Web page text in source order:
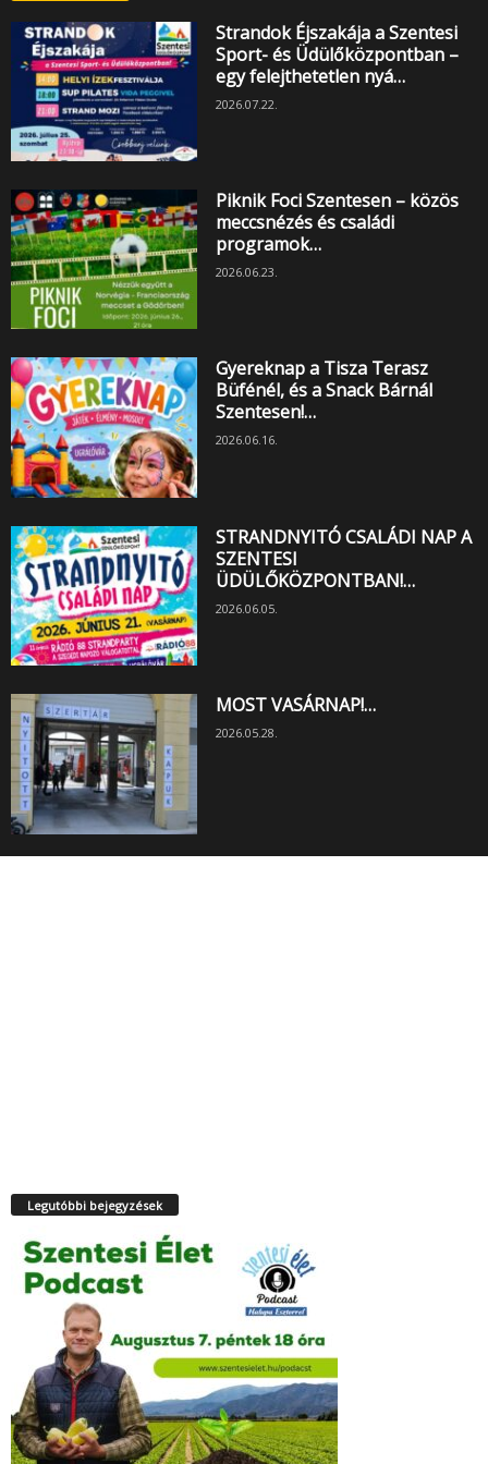
Strandok Éjszakája a Szentesi
Sport- és Üdülőközpontban –
egy felejthetetlen nyá…
2026.07.22.
Piknik Foci Szentesen – közös
meccsnézés és családi
programok…
2026.06.23.
Gyereknap a Tisza Terasz
Büfénél, és a Snack Bárnál
Szentesen!…
2026.06.16.
STRANDNYITÓ CSALÁDI NAP A
SZENTESI
ÜDÜLŐKÖZPONTBAN!…
2026.06.05.
MOST VASÁRNAP!…
2026.05.28.
Legutóbbi bejegyzések